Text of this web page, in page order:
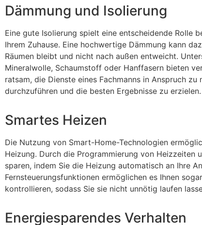
Dämmung und Isolierung
Eine gute Isolierung spielt eine entscheidende Rolle
Ihrem Zuhause. Eine hochwertige Dämmung kann
Räumen bleibt und nicht nach außen entweicht.
Mineralwolle, Schaumstoff oder Hanffasern bieten
ratsam, die Dienste eines Fachmanns in Anspruch
durchzuführen und die besten Ergebnisse zu erzielen.
Smartes Heizen
Die Nutzung von Smart-Home-Technologien
Heizung. Durch die Programmierung von Heizzeiten
sparen, indem Sie die Heizung automatisch an Ihre
Fernsteuerungsfunktionen ermöglichen es Ihnen
kontrollieren, sodass Sie sie nicht unnötig laufen
Energiesparendes Verhalten